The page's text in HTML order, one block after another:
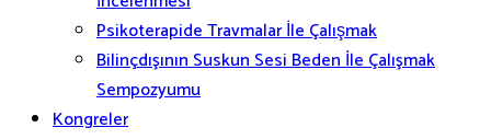
Psikoterapide Travmalar İle Çalışmak
Bilinçdışının Suskun Sesi Beden İle Çalışmak
Sempozyumu
Kongreler